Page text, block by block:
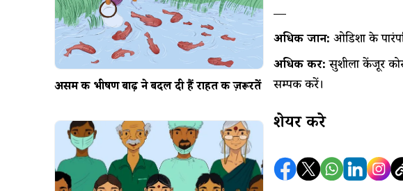
असम की भीषण बाढ़ ने बदल दी हैं राहत की ज़रूरतें
—
अधिक जानें: ओडिशा के
अधिक करें:सुशीला केंजूर
सम्पर्क करें।
शेयर करे